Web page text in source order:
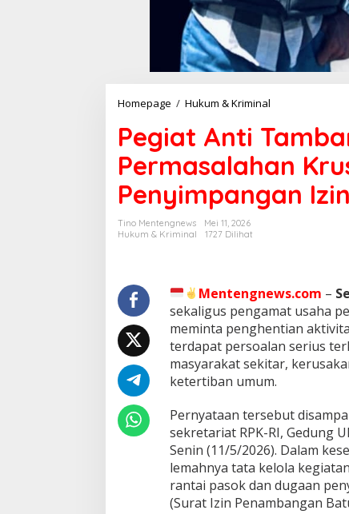
Homepage / Hukum & Kriminal
g
a
t
A
n
b
n
g
I
l
e
g
l
M
e
n
y
o
r
Pegiat Anti
Permasalahan
Penyimpangan
Tino Mentengnews
Mei 11, 2026
Hukum & Kriminal
1727 Dilihat
Mentengnews.com –
sekaligus pengamat usaha
meminta penghentian
terdapat persoalan serius
masyarakat sekitar,
ketertiban umum.
Pernyataan tersebut
sekretariat RPK-RI, Gedung
Senin (11/5/2026). Dalam
lemahnya tata kelola
rantai pasok dan dugaan
(Surat Izin Penambangan